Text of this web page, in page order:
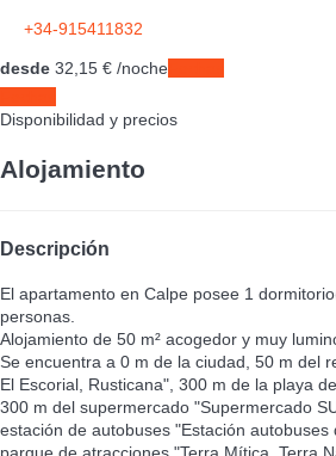
+34-915411832
desde 32, 15 € /noche
Disponibilidad y precios
Alojamiento
Descripción
El apartamento en Calpe posee 1
personas.
Alojamiento de 50 m² acogedor y muy
Se encuentra a 0 m de la ciudad, 50 m del
El Escorial, Rusticana", 300 m de la playa
300 m del supermercado "Supermercado
estación de autobuses "Estación autobuses
parque de atracciones "Terra Mítica, Terra